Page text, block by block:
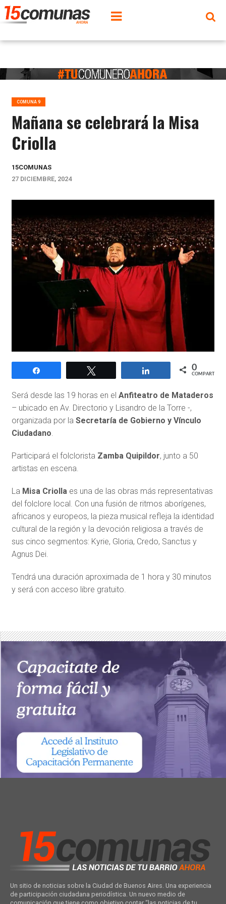
COMUNA 9
Mañana se celebrará la Misa
Criolla
15COMUNAS
27 DICIEMBRE, 2024
Compartir 0
COMPARTIR
Será desde las 19 horas en el Anfiteatro de Mataderos
– ubicado en Av. Directorio y Lisandro de la Torre -,
organizada por la Secretaría de Gobierno y Vínculo
Ciudadano.
Participará el folclorista Zamba Quipildor, junto a 50
artistas en escena.
La Misa Criollaes una de las obras más representativas
del folclore local. Con una fusión de ritmos aborígenes,
africanos y europeos, la pieza musical refleja la identidad
cultural de la región y la devoción religiosa a través de
sus cinco segmentos: Kyrie, Gloria, Credo, Sanctus y
Agnus Dei.
Tendrá una duración aproximada de 1 hora y 30 minutos
y será con acceso libre gratuito.
Un sitio de noticias sobre la Ciudad de Buenos Aires. Una experiencia
de participación ciudadana periodística. Un nuevo medio de